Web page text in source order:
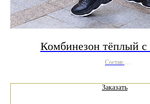
Комбинезон тёплый с
Состав:
Заказать